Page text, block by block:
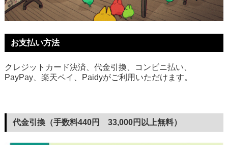
お支払い方法
クレジットカード決済、代金引換、コンビニ払い、
PayPay、楽天ペイ、Paidyがご利用いただけます。
代金引換（手数料440円 33,000円以上無料）